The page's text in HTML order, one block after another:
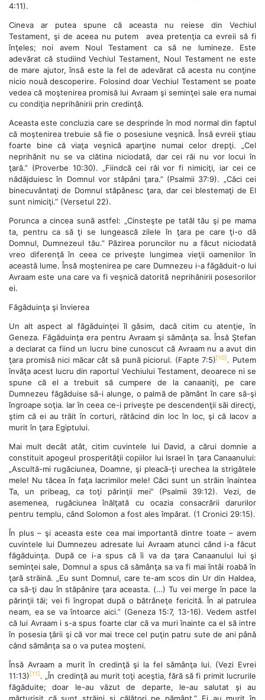
4:11).
Cineva ar putea spune că aceasta nu reiese din Vechiul
Testament, şi de aceea nu putem avea pretenţia ca evreii să fi
înţeles; noi avem Noul Testament ca să ne lumineze. Este
adevărat că studiind Vechiul Testament, Noul Testament ne este
de mare ajutor, însă este la fel de adevărat că acesta nu conţine
nicio nouă descoperire. Folosind doar Vechiul Testament se poate
vedea că moştenirea promisă lui Avraam şi seminţei sale era numai
cu condiţia neprihănirii prin credinţă.
Aceasta este concluzia care se desprinde în mod normal din faptul
că moştenirea trebuie să fie o posesiune veşnică. Însă evreii ştiau
foarte bine că viaţa veşnică aparţine numai celor drepţi. „Cel
neprihănit nu se va clătina niciodată, dar cei răi nu vor locui în
ţară.” (Proverbe 10:30). „Fiindcă cei răi vor fi nimiciţi, iar cei ce
nădăjduiesc în Domnul vor stăpâni ţara.” (Psalmii 37:9). „Căci cei
binecuvântaţi de Domnul stăpânesc ţara, dar cei blestemaţi de El
sunt nimiciţi.” (Versetul 22).
Porunca a cincea sună astfel: „Cinsteşte pe tatăl tău şi pe mama
ta, pentru ca să ţi se lungească zilele în ţara pe care ţi-o dă
Domnul, Dumnezeul tău.” Păzirea poruncilor nu a făcut niciodată
vreo diferenţă în ceea ce priveşte lungimea vieţii oamenilor în
această lume. Însă moştenirea pe care Dumnezeu i-a făgăduit-o lui
Avraam este una care va fi veşnică datorită neprihănirii posesorilor
ei.
Făgăduinţa şi învierea
Un alt aspect al făgăduinţei îl găsim, dacă citim cu atenţie, în
Geneza. Făgăduinţa era pentru Avraam şi sămânţa sa. Însă Ştefan
a declarat ca fiind un lucru bine cunoscut că Avraam nu a avut din
ţara promisă nici măcar cât să pună piciorul. (Fapte 7:5) [10] . Putem
învăţa acest lucru din raportul Vechiului Testament, deoarece ni se
spune că el a trebuit să cumpere de la canaaniţi, pe care
Dumnezeu făgăduise să-i alunge, o palmă de pământ în care să-şi
îngroape soţia. Iar în ceea ce-i priveşte pe descendenţii săi direcţi,
ştim că ei au trăit în corturi, rătăcind din loc în loc, şi că Iacov a
murit în ţara Egiptului.
Mai mult decât atât, citim cuvintele lui David, a cărui domnie a
constituit apogeul prosperităţii copiilor lui Israel în ţara Canaanului:
„Ascultă-mi rugăciunea, Doamne, şi pleacă-ţi urechea la strigătele
mele! Nu tăcea în faţa lacrimilor mele! Căci sunt un străin înaintea
Ta, un pribeag, ca toţi părinţii mei” (Psalmii 39:12). Vezi, de
asemenea, rugăciunea înălţată cu ocazia consacrării darurilor
pentru templu, când Solomon a fost ales împărat. (1 Cronici 29:15).
În plus – şi aceasta este cea mai importantă dintre toate – avem
cuvintele lui Dumnezeu adresate lui Avraam atunci când i-a făcut
făgăduinţa. După ce i-a spus că îi va da ţara Canaanului lui şi
seminţei sale, Domnul a spus că sămânţa sa va fi mai întâi roabă în
ţară străină. „Eu sunt Domnul, care te-am scos din Ur din Haldea,
ca să-ţi dau în stăpânire ţara aceasta. (…) Tu vei merge în pace la
părinţii tăi; vei fi îngropat după o bătrâneţe fericită. În al patrulea
neam, ea se va întoarce aici.” (Geneza 15:7, 13-16). Vedem astfel
că lui Avraam i s-a spus foarte clar că va muri înainte ca el să intre
în posesia ţării şi că vor mai trece cel puţin patru sute de ani până
când sămânţa sa o va putea moşteni.
Însă Avraam a murit în credinţă şi la fel sămânţa lui. (Vezi Evrei
11:13) [11] . „În credinţă au murit toţi aceştia, fără să fi primit lucrurile
făgăduite; doar le-au văzut de departe, le-au salutat şi au
mărturisit că sunt străini şi călători pe pământ.” Ei au murit în